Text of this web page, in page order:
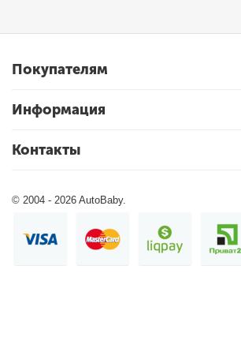
Покупателям
Информация
Контакты
© 2004 - 2026 AutoBaby.